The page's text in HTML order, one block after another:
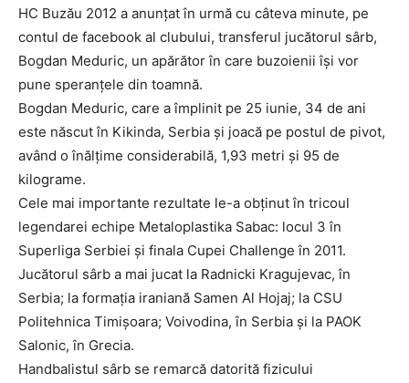
HC Buzău 2012 a anunţat în urmă cu câteva minute, pe
contul de facebook al clubului, transferul jucătorul sârb,
Bogdan Meduric, un apărător în care buzoienii îşi vor
pune speranţele din toamnă.
Bogdan Meduric, care a împlinit pe 25 iunie, 34 de ani
este născut în Kikinda, Serbia și joacă pe postul de pivot,
având o înălțime considerabilă, 1,93 metri şi 95 de
kilograme.
Cele mai importante rezultate le-a obținut în tricoul
legendarei echipe Metaloplastika Sabac: locul 3 în
Superliga Serbiei și finala Cupei Challenge în 2011.
Jucătorul sârb a mai jucat la Radnicki Kragujevac, în
Serbia; la formația iraniană Samen Al Hojaj; la CSU
Politehnica Timişoara; Voivodina, în Serbia şi la PAOK
Salonic, în Grecia.
Handbalistul sârb se remarcă datorită fizicului